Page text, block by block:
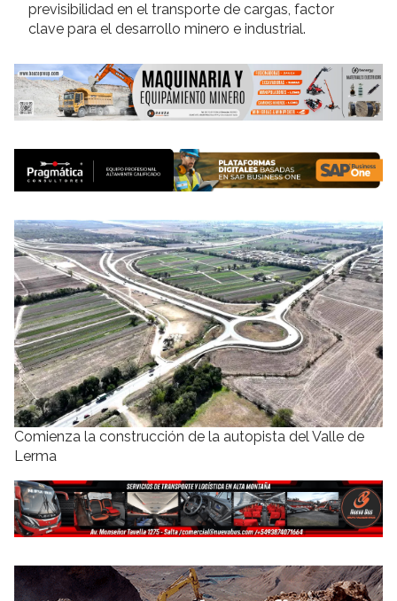
previsibilidad en el transporte de cargas, factor
clave para el desarrollo minero e industrial.
Comienza la construcción de la autopista del Valle de
Lerma